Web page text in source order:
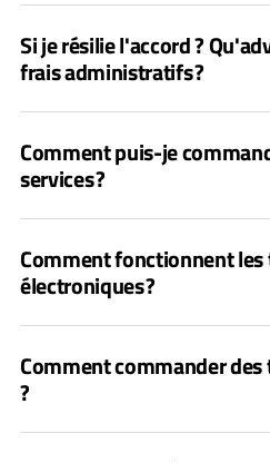
Si je résilie l'accord ?
frais administratifs ?
Comment puis-je
services ?
Comment fonctionnent
électroniques ?
Comment commander
?